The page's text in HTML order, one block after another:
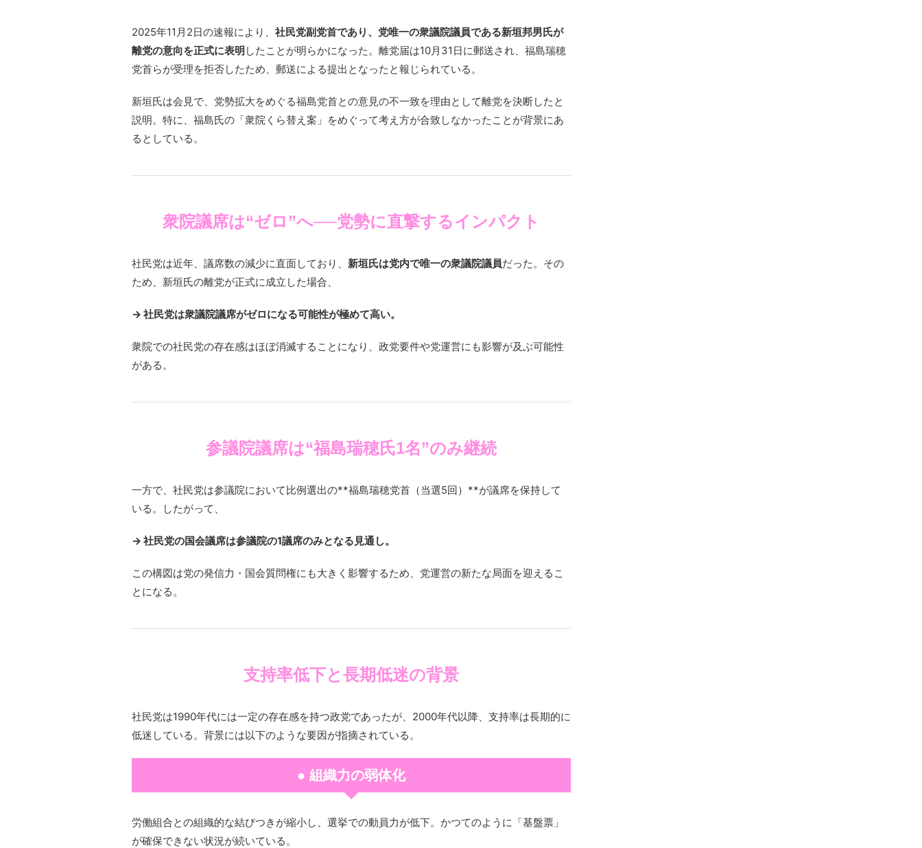
2025年11月2日の速報により、 社民党副党首であり、党唯一の衆議院議員である新垣邦男氏が
離党の意向を正式に表明 したことが明らかになった。離党届は10月31日に郵送され、福島瑞穂
党首らが受理を拒否したため、郵送による提出となったと報じられている。
新垣氏は会見で、党勢拡大をめぐる福島党首との意見の不一致を理由として離党を決断したと
説明。特に、福島氏の「衆院くら替え案」をめぐって考え方が合致しなかったことが背景にあ
るとしている。
衆院議席は“ゼロ”へ──党勢に直撃するインパクト
社民党は近年、議席数の減少に直面しており、 新垣氏は党内で唯一の衆議院議員だった。その
ため、新垣氏の離党が正式に成立した場合、
→ 社民党は衆議院議席がゼロになる可能性が極めて高い。
衆院での社民党の存在感はほぼ消滅することになり、政党要件や党運営にも影響が及ぶ可能性
がある。
参議院議席は“福島瑞穂氏1名”のみ継続
一方で、社民党は参議院において比例選出の**福島瑞穂党首（当選5回）**が議席を保持して
いる。したがって、
→ 社民党の国会議席は参議院の1議席のみとなる見通し。
この構図は党の発信力・国会質問権にも大きく影響するため、党運営の新たな局面を迎えるこ
とになる。
支持率低下と長期低迷の背景
社民党は1990年代には一定の存在感を持つ政党であったが、2000年代以降、支持率は長期的に
低迷している。背景には以下のような要因が指摘されている。
● 組織力の弱体化
労働組合との組織的な結びつきが縮小し、選挙での動員力が低下。かつてのように「基盤票」
が確保できない状況が続いている。